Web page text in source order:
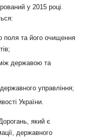
у 2015 році.
поля та його очищення
державою та
управління;
України.
який є
державного